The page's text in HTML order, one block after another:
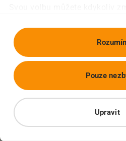
Upravit
Pouze